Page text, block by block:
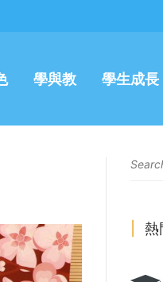
學與教 學生成長
熱